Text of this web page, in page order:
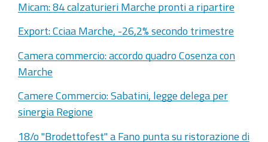
Micam: 84 calzaturieri Marche pronti a ripartire
Export: Cciaa Marche, -26,2% secondo trimestre
Camera commercio: accordo quadro Cosenza con
Marche
Camere Commercio: Sabatini, legge delega per
sinergia Regione
18/o "Brodettofest" a Fano punta su ristorazione di